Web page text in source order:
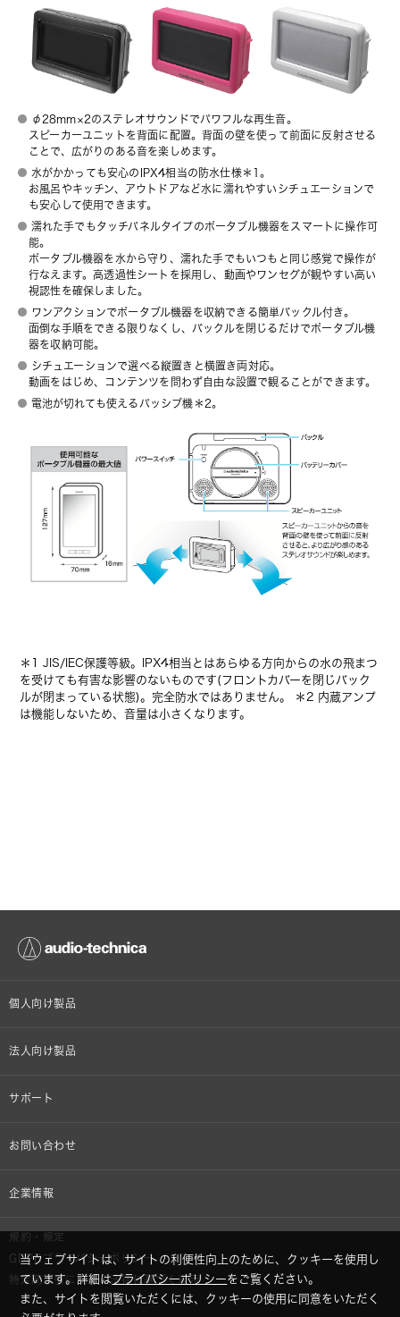
φ28mm×2のステレオサウンドでパワフルな再生音。
スピーカーユニットを背面に配置。背面の壁を使って前面に反射させる
ことで、広がりのある音を楽しめます。
水がかかっても安心のIPX4相当の防水仕様＊1。
お風呂やキッチン、アウトドアなど水に濡れやすいシチュエーションで
も安心して使用できます。
濡れた手でもタッチパネルタイプのポータブル機器をスマートに操作可
能。
ポータブル機器を水から守り、濡れた手でもいつもと同じ感覚で操作が
行なえます。高透過性シートを採用し、動画やワンセグが観やすい高い
視認性を確保しました。
ワンアクションでポータブル機器を収納できる簡単バックル付き。
面倒な手順をできる限りなくし、バックルを閉じるだけでポータブル機
器を収納可能。
シチュエーションで選べる縦置きと横置き両対応。
動画をはじめ、コンテンツを問わず自由な設置で観ることができます。
電池が切れても使えるパッシブ機＊2。
＊1 JIS/IEC保護等級。IPX4相当とはあらゆる方向からの水の飛まつ
を受けても有害な影響のないものです(フロントカバーを閉じバック
ルが閉まっている状態)。完全防水ではありません。 ＊2 内蔵アンプ
は機能しないため、音量は小さくなります。
個人向け製品
オンラインストア限定
車載製品
法人向け製品
設備音響機器
半導体レーザー応用製品
サポート
個人向け製品サポート
お問い合わせ
その他、メディア 取材関連等のお問い合わせ
企業情報
株式会社オーディオテクニカ
採用情報
規約・規定
GDPRプライバシーポリシー
特定商取引に関する法律に基づく表示
当ウェブサイトは、サイトの利便性向上のために、クッキーを使用し
ています。詳細はプライバシーポリシーをご覧ください。
また、サイトを閲覧いただくには、クッキーの使用に同意をいただく